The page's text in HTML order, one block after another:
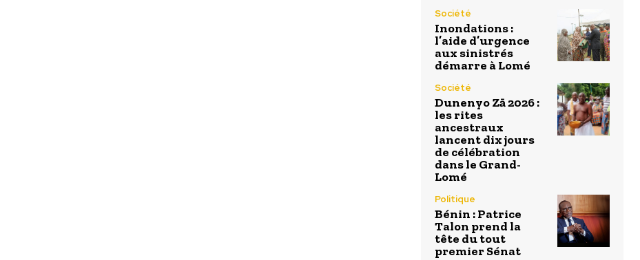
Société
Inondations :
l’aide d’urgence
aux sinistrés
démarre à Lomé
Société
Dunenyo Zā 2026 :
les rites
ancestraux
lancent dix jours
de célébration
dans le Grand-
Lomé
Politique
Bénin : Patrice
Talon prend la
tête du tout
premier Sénat